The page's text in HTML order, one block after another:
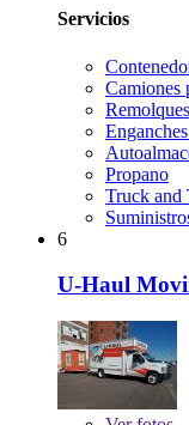
Servicios
Camiones
Propano
Truck and
6
U-Haul